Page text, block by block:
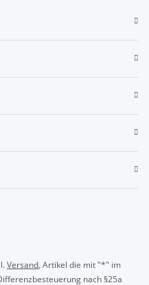
Versand, Artikel die mit "*" im
nach §25a